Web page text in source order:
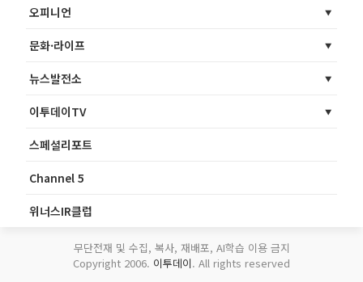
오피니언
문화·라이프
뉴스발전소
이투데이TV
스페셜리포트
Channel 5
위너스IR클럽
무단전재 및 수집, 복사, 재배포, AI학습 이용 금지
Copyright 2006. 이투데이. All rights reserved